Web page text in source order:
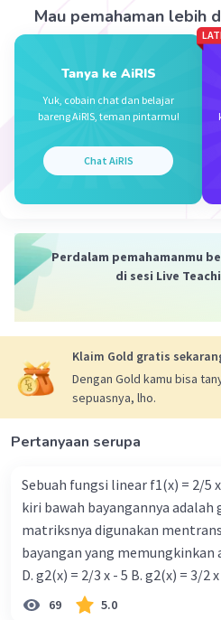
Putri C Level 12
terimakasih kakk
Mau pemahaman lebih
Tanya ke AiRIS
Yuk, cobain chat dan belajar
bareng AiRIS, teman pintarmu!
Chat AiRIS
Perdalam pemahamanmu
di sesi Live
Klaim Gold gratis
Dengan Gold kamu bisa
sepuasnya, lho.
Pertanyaan serupa
Sebuah fungsi linear f1(x) = 2/5
kiri bawah bayangannya adalah
matriksnya digunakan
bayangan yang memungkinkan
D. g2(x) = 2/3 x - 5 B. g2(x) = 3/2 x - 5 E. g2(x) = 2/3 x - 4 C.
g{2}(x) = 3/2 x + 5
69 5.0